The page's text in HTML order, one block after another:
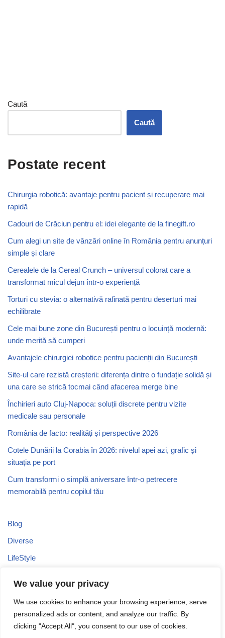
We value your privacy
We use cookies to enhance your browsing experience, serve
personalized ads or content, and analyze our traffic. By
clicking "Accept All", you consent to our use of cookies.
Caută
Caută
Postate recent
Chirurgia robotică: avantaje pentru pacient și recuperare mai
rapidă
Cadouri de Crăciun pentru el: idei elegante de la finegift.ro
Cum alegi un site de vânzări online în România pentru anunțuri
simple și clare
Cerealele de la Cereal Crunch – universul colorat care a
transformat micul dejun într-o experiență
Torturi cu stevia: o alternativă rafinată pentru deserturi mai
echilibrate
Cele mai bune zone din București pentru o locuință modernă:
unde merită să cumperi
Avantajele chirurgiei robotice pentru pacienții din București
Site-ul care rezistă creșterii: diferența dintre o fundație solidă și
una care se strică tocmai când afacerea merge bine
Închirieri auto Cluj-Napoca: soluții discrete pentru vizite
medicale sau personale
România de facto: realități și perspective 2026
Cotele Dunării la Corabia în 2026: nivelul apei azi, grafic și
situația pe port
Cum transformi o simplă aniversare într-o petrecere
memorabilă pentru copilul tău
Blog
Diverse
LifeStyle
Uncategorized